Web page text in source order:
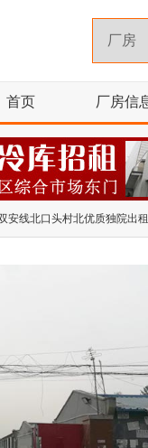
首页 厂房信
线北口头村北优质独院出租